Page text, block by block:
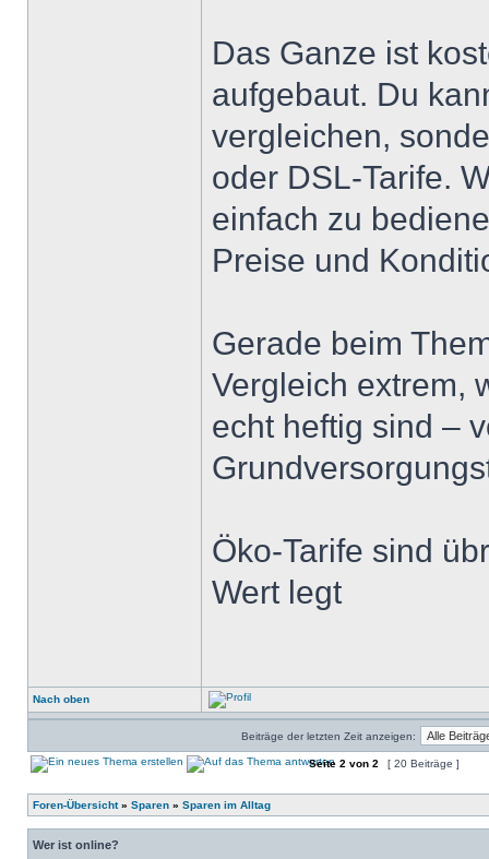
Das Ganze ist
aufgebaut. Du
vergleichen,
oder DSL-Tarife.
einfach zu
Preise und
Gerade beim
Vergleich extrem,
echt heftig sind –
Öko-Tarife sind
Wert legt
Nach oben
Beiträge der letzten Zeit anzeigen:
Seite 2 von 2 [ 20 Beiträge ]
Foren-Übersicht» Sparen » Sparen im Alltag
Wer ist online?